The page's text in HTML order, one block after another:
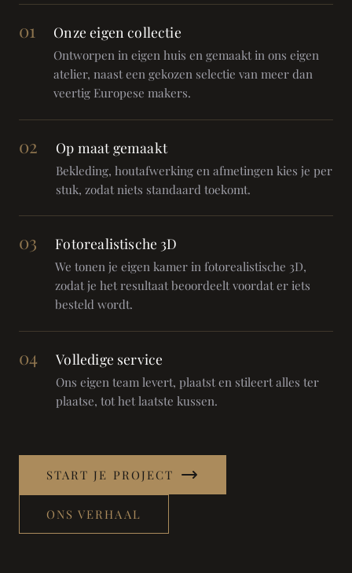
01 Onze eigen collectie
Ontworpen in eigen huis en gemaakt in ons eigen
atelier, naast een gekozen selectie van meer dan
veertig Europese makers.
02 Op maat gemaakt
Bekleding, houtafwerking en afmetingen kies je per
stuk, zodat niets standaard toekomt.
03 Fotorealistische 3D
We tonen je eigen kamer in fotorealistische 3D,
zodat je het resultaat beoordeelt voordat er iets
besteld wordt.
04 Volledige service
Ons eigen team levert, plaatst en stileert alles ter
plaatse, tot het laatste kussen.
START JE PROJECT
ONS VERHAAL